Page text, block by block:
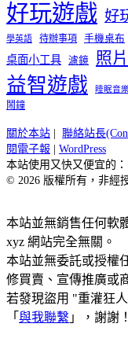
好玩遊戲 好
學英語 待辦事項 手機桌布
桌面小工具 濾鏡 照
益智遊戲 睡眠音樂
鬧鐘
關於本站 聯絡站長
閱電子報
WordPress
本站使用又快又便宜的：
© 2026 版權所有，非經
本站並無銷售任何軟
xyz 網站完全無關。
本站並無委託或授權
修買賣、宣傳推廣或
若發現盜用 "重灌狂
「 與我聯繫 」，謝謝！